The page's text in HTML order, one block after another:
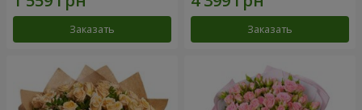
Заказать Заказать